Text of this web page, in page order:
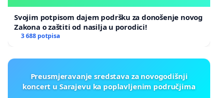
Svojim potpisom dajem podršku za donošenje novog
Zakona o zaštiti od nasilja u porodici!
3 688 potpisa
Preusmjeravanje sredstava za novogodišnji
koncert u Sarajevu ka poplavljenim područjima